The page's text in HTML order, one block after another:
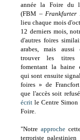
année la Foire du
(FBM – Frankfurter
lieu chaque mois
12 derniers mois,
d'autres foires
arabes, mais
trouver les titres
fomentant la haine
qui sont ensuite
foires » de
que l'accès soit
écrit le Centre
Foire.
"Notreapproche
terroriste